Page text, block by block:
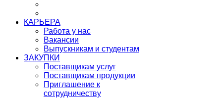
КАРЬЕРА
Работа у нас
Вакансии
Выпускникам и студентам
ЗАКУПКИ
Поставщикам услуг
Поставщикам продукции
Приглашение к
сотрудничеству